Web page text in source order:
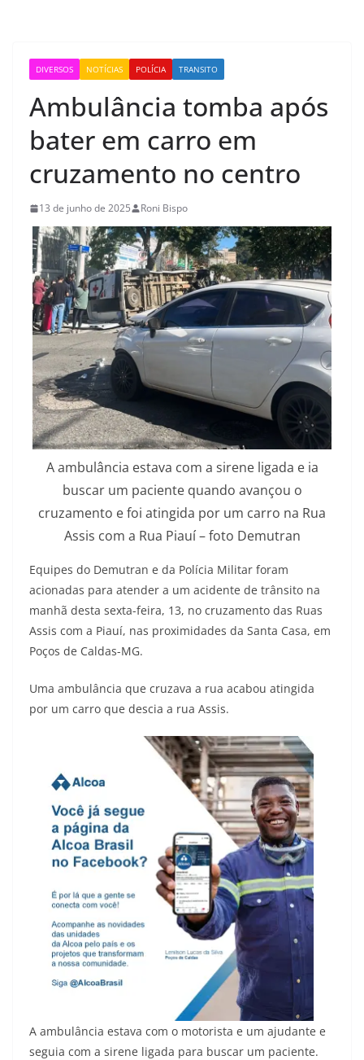
DIVERSOS NOTÍCIAS POLÍCIA TRANSITO
Ambulância tomba após
bater em carro em
cruzamento no centro
13 de junho de 2025 Roni Bispo
A ambulância estava com a sirene ligada e ia
buscar um paciente quando avançou o
cruzamento e foi atingida por um carro na Rua
Assis com a Rua Piauí – foto Demutran
Equipes do Demutran e da Polícia Militar foram
acionadas para atender a um acidente de trânsito na
manhã desta sexta-feira, 13, no cruzamento das Ruas
Assis com a Piauí, nas proximidades da Santa Casa, em
Poços de Caldas-MG.
Uma ambulância que cruzava a rua acabou atingida
por um carro que descia a rua Assis.
A ambulância estava com o motorista e um ajudante e
seguia com a sirene ligada para buscar um paciente.